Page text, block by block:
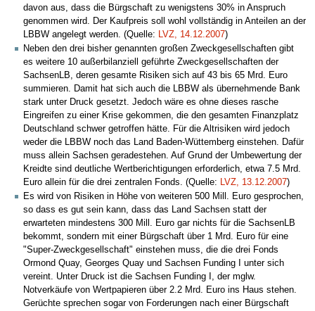
davon aus, dass die Bürgschaft zu wenigstens 30% in Anspruch
genommen wird. Der Kaufpreis soll wohl vollständig in Anteilen an der
LBBW angelegt werden. (Quelle:
LVZ, 14.12.2007)
Neben den drei bisher genannten großen Zweckgesellschaften gibt
es weitere 10 außerbilanziell geführte Zweckgesellschaften der
SachsenLB, deren gesamte Risiken sich auf 43 bis 65 Mrd. Euro
summieren. Damit hat sich auch die LBBW als übernehmende Bank
stark unter Druck gesetzt. Jedoch wäre es ohne dieses rasche
Eingreifen zu einer Krise gekommen, die den gesamten Finanzplatz
Deutschland schwer getroffen hätte. Für die Altrisiken wird jedoch
weder die LBBW noch das Land Baden-Wüttemberg einstehen. Dafür
muss allein Sachsen geradestehen. Auf Grund der Umbewertung der
Kreidte sind deutliche Wertberichtigungen erforderlich, etwa 7.5 Mrd.
Euro allein für die drei zentralen Fonds. (Quelle: LVZ, 13.12.2007)
Es wird von Risiken in Höhe von weiteren 500 Mill. Euro gesprochen,
so dass es gut sein kann, dass das Land Sachsen statt der
erwarteten mindestens 300 Mill. Euro gar nichts für die SachsenLB
bekommt, sondern mit einer Bürgschaft über 1 Mrd. Euro für eine
"Super-Zweckgesellschaft" einstehen muss, die die drei Fonds
Ormond Quay, Georges Quay und Sachsen Funding I unter sich
vereint. Unter Druck ist die Sachsen Funding I, der mglw.
Notverkäufe von Wertpapieren über 2.2 Mrd. Euro ins Haus stehen.
Gerüchte sprechen sogar von Forderungen nach einer Bürgschaft